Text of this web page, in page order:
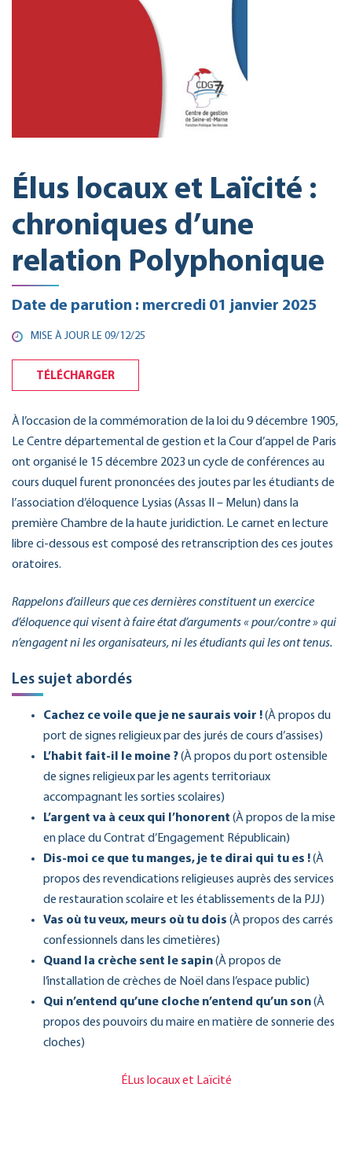
Élus locaux et Laïcité :
chroniques d’une
relation Polyphonique
Date de parution : mercredi 01 janvier 2025
MISE À JOUR LE 09/12/25
TÉLÉCHARGER
À l’occasion de la commémoration de la loi du 9 décembre 1905,
Le Centre départemental de gestion et la Cour d’appel de Paris
ont organisé le 15 décembre 2023 un cycle de conférences au
cours duquel furent prononcées des joutes par les étudiants de
l’association d’éloquence Lysias (Assas II – Melun) dans la
première Chambre de la haute juridiction. Le carnet en lecture
libre ci-dessous est composé des retranscription des ces joutes
oratoires.
Rappelons d’ailleurs que ces dernières constituent un exercice
d’éloquence qui visent à faire état d’arguments « pour/contre » qui
n’engagent ni les organisateurs, ni les étudiants qui les ont tenus.
Les sujet abordés
Cachez ce voile que je ne saurais voir !(À propos du
port de signes religieux par des jurés de cours d’assises)
L’habit fait-il le moine ?(À propos du port ostensible
de signes religieux par les agents territoriaux
accompagnant les sorties scolaires)
L’argent va à ceux qui l’honorent (À propos de la mise
en place du Contrat d’Engagement Républicain)
Dis-moi ce que tu manges, je te dirai qui tu es !(À
propos des revendications religieuses auprès des services
de restauration scolaire et les établissements de la PJJ)
Vas où tu veux, meurs où tu dois (À propos des carrés
confessionnels dans les cimetières)
Quand la crèche sent le sapin(À propos de
l’installation de crèches de Noël dans l’espace public)
Qui n’entend qu’une cloche n’entend qu’un son(À
propos des pouvoirs du maire en matière de sonnerie des
cloches)
ÉLus locaux et Laïcité